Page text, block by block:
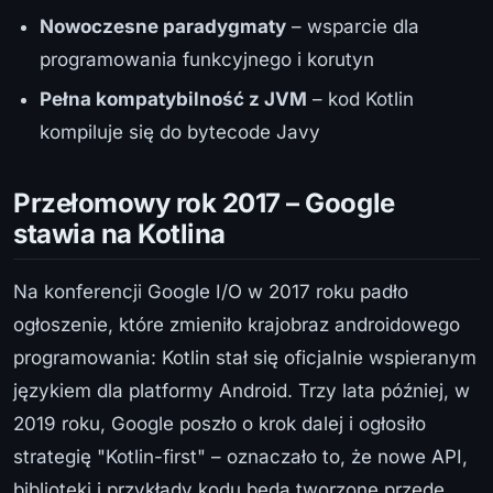
Nowoczesne paradygmaty – wsparcie dla
programowania funkcyjnego i korutyn
Pełna kompatybilność z JVM – kod Kotlin
kompiluje się do bytecode Javy
Przełomowy rok 2017 – Google
stawia na Kotlina
Na konferencji Google I/O w 2017 roku padło
ogłoszenie, które zmieniło krajobraz androidowego
programowania: Kotlin stał się oficjalnie wspieranym
językiem dla platformy Android. Trzy lata później, w
2019 roku, Google poszło o krok dalej i ogłosiło
strategię "Kotlin-first" – oznaczało to, że nowe API,